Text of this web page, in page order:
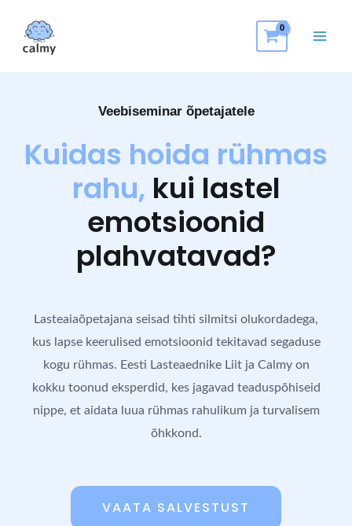
Veebiseminar õpetajatele
Kuidas hoida rühmas
rahu, kui lastel
emotsioonid
plahvatavad?
Lasteaiaõpetajana seisad tihti silmitsi olukordadega,
kus lapse keerulised emotsioonid tekitavad segaduse
kogu rühmas. Eesti Lasteaednike Liit ja Calmy on
kokku toonud eksperdid, kes jagavad teaduspõhiseid
nippe, et aidata luua rühmas rahulikum ja turvalisem
õhkkond.
VAATA SALVESTUST